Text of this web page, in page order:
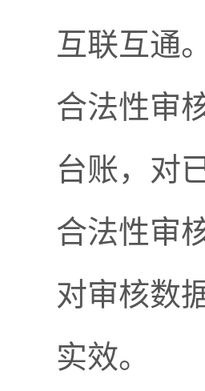
互联互通
合法性审
台账，对
合法性审
对审核数
实效。